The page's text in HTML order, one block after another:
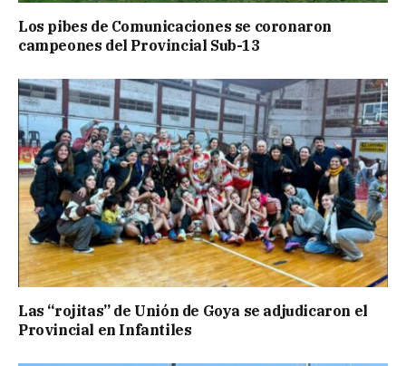
Los pibes de Comunicaciones se coronaron
campeones del Provincial Sub-13
Las “rojitas” de Unión de Goya se adjudicaron el
Provincial en Infantiles